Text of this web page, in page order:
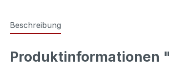
Beschreibung
Produktinformationen